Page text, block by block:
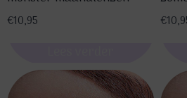
€10,95 €